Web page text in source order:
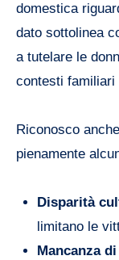
domestica
dato sottolinea
a tutelare le
contesti familiari
Riconosco
pienamente
Disparità
limitano le
Mancanza